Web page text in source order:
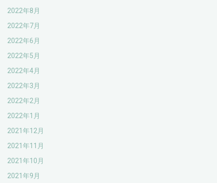
2022年8月
2022年7月
2022年6月
2022年5月
2022年4月
2022年3月
2022年2月
2022年1月
2021年12月
2021年11月
2021年10月
2021年9月